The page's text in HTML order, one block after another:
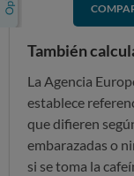
También
La Agencia
establece
que difieren
embarazadas o
si se toma la